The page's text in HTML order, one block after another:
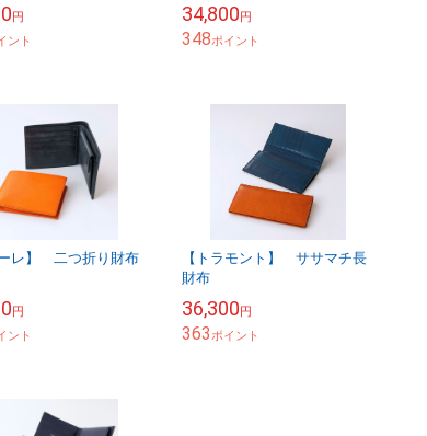
ム ベージュ×PVCレザ
円
ント
ーム
34,800円
348ポイント
ーレ】 二つ折り財布
円
ント
【トラモント】 ササマチ長
財布
36,300円
363ポイント